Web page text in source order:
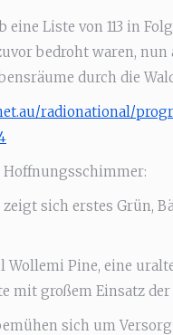
eine Liste von 113 in
bedroht waren,
durch die
radionational/
sich erstes Grün,
Wollemi Pine, eine
mit großem Einsatz
sich um